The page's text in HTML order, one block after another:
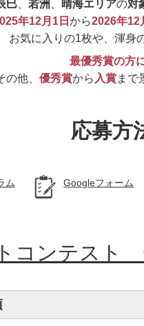
巳 若洲 晴海エリアの対
年12月1日 から2026年12
お気に入りの1枚や、渾身
最優秀賞の方
の他、 優秀賞から 入賞まで
応募方
ム Googleフォーム
コンテスト